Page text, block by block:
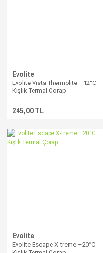
Evolite
Evolite Vista Thermolite –12°C
Kışlık Termal Çorap
245,00 TL
Evolite
Evolite Escape X-treme –20°C